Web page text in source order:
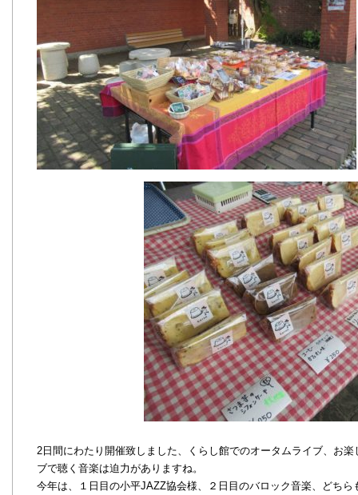
2日間にわたり開催致しました、くらし館でのオータムライブ、お
ブで聴く音楽は迫力がありますね。
今年は、１日目の小平JAZZ協会様、２日目のバロック音楽、どち